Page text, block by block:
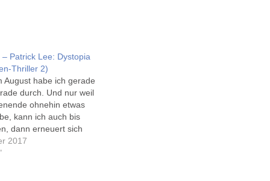
Patrick Lee: Dystopia
Thriller 2)
August habe ich gerade
durch. Und nur weil
ohnehin etwas
kann ich auch bis
dann erneuert sich
und ich lade
das iPhone. Der 2. Teil
2017